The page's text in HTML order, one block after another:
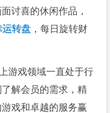
讨喜的休闲作品，
运转盘 ，每日旋转财
游戏领域一直处于行
解会员的需求，精
戏和卓越的服务赢